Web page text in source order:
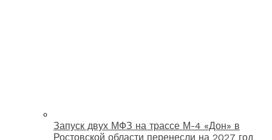
Запуск двух МФЗ на трассе М-4 «Дон» в
Ростовской области перенесли на 2027 год